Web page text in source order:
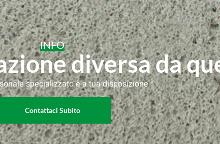
INFO
diversa da
specializzato è a tua disposizione
Contattaci Subito